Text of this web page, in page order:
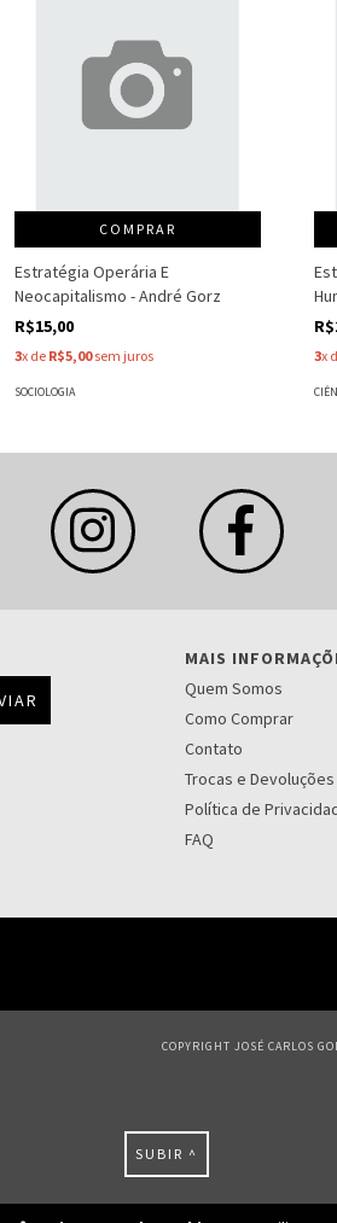
COMPRAR
Estratégia Operária E
Neocapitalismo - André Gorz
R$15,00
3x de R$5,00sem juros
SOCIOLOGIA
3x
MAIS
Quem Somos
Como Comprar
Contato
Trocas e Devoluções
Política de
FAQ
COPYRIGHT JOSÉ CARLOS
SUBIR ^